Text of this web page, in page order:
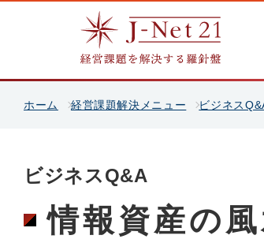
ホーム 経営課題解決メニュー ビジネス
ビジネスQ&A
情報資産の